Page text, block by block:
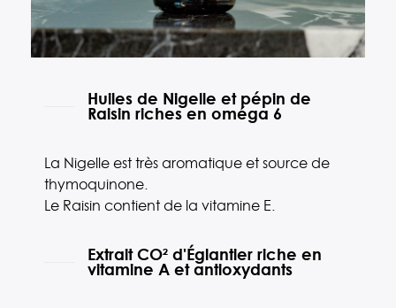
Huiles de Nigelle et pépin de
Raisin riches en oméga 6
La Nigelle est très aromatique et source de
thymoquinone.
Le Raisin contient de la vitamine E.
Extrait CO² d'Églantier riche en
vitamine A et antioxydants